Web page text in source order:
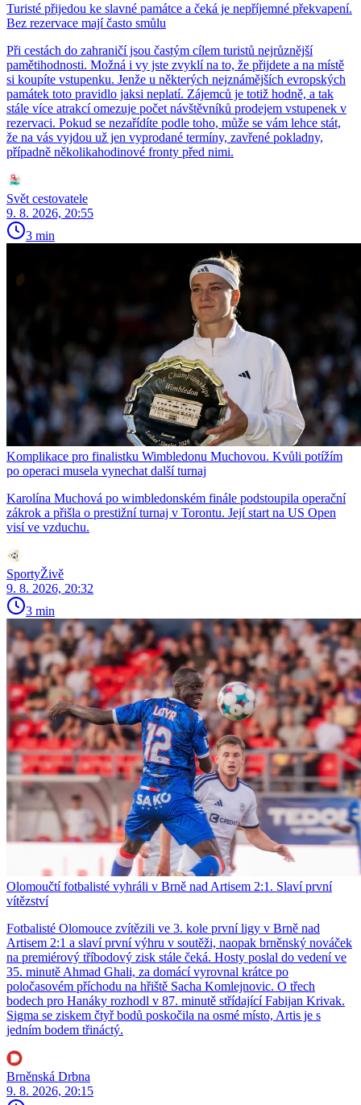
Turisté přijedou ke slavné památce a čeká je nepříjemné překvapení.
Bez rezervace mají často smůlu
Při cestách do zahraničí jsou častým cílem turistů nejrůznější
pamětihodnosti. Možná i vy jste zvyklí na to, že přijdete a na místě
si koupíte vstupenku. Jenže u některých nejznámějších evropských
památek toto pravidlo jaksi neplatí. Zájemců je totiž hodně, a tak
stále více atrakcí omezuje počet návštěvníků prodejem vstupenek v
rezervaci. Pokud se nezařídíte podle toho, může se vám lehce stát,
že na vás vyjdou už jen vyprodané termíny, zavřené pokladny,
případně několikahodinové fronty před nimi.
Svět cestovatele
9. 8. 2026, 20:55
3 min
Komplikace pro finalistku Wimbledonu Muchovou. Kvůli potížím
po operaci musela vynechat další turnaj
Karolína Muchová po wimbledonském finále podstoupila operační
zákrok a přišla o prestižní turnaj v Torontu. Její start na US Open
visí ve vzduchu.
SportyŽivě
9. 8. 2026, 20:32
3 min
Olomoučtí fotbalisté vyhráli v Brně nad Artisem 2:1. Slaví první
vítězství
Fotbalisté Olomouce zvítězili ve 3. kole první ligy v Brně nad
Artisem 2:1 a slaví první výhru v soutěži, naopak brněnský nováček
na premiérový tříbodový zisk stále čeká. Hosty poslal do vedení ve
35. minutě Ahmad Ghali, za domácí vyrovnal krátce po
poločasovém příchodu na hřiště Sacha Komlejnovic. O třech
bodech pro Hanáky rozhodl v 87. minutě střídající Fabijan Krivak.
Sigma se ziskem čtyř bodů poskočila na osmé místo, Artis je s
jedním bodem třináctý.
Brněnská Drbna
9. 8. 2026, 20:15